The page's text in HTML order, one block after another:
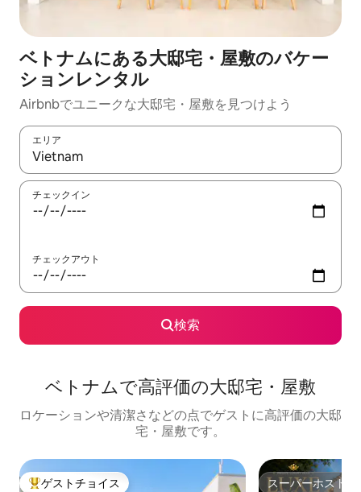
ベトナムにある大邸宅・屋敷のバケー
ションレンタル
Airbnbでユニークな大邸宅・屋敷を見つけよう
エリア
検索結果が表示されたら、上下の矢印キーを使って移動するか
チェックイン
チェックアウト
検索
ベトナムで高評価の大邸宅・屋敷
ロケーションや清潔さなどの点でゲストに高評価の大邸
宅・屋敷です。
ゲストチョイス スーパーホスト